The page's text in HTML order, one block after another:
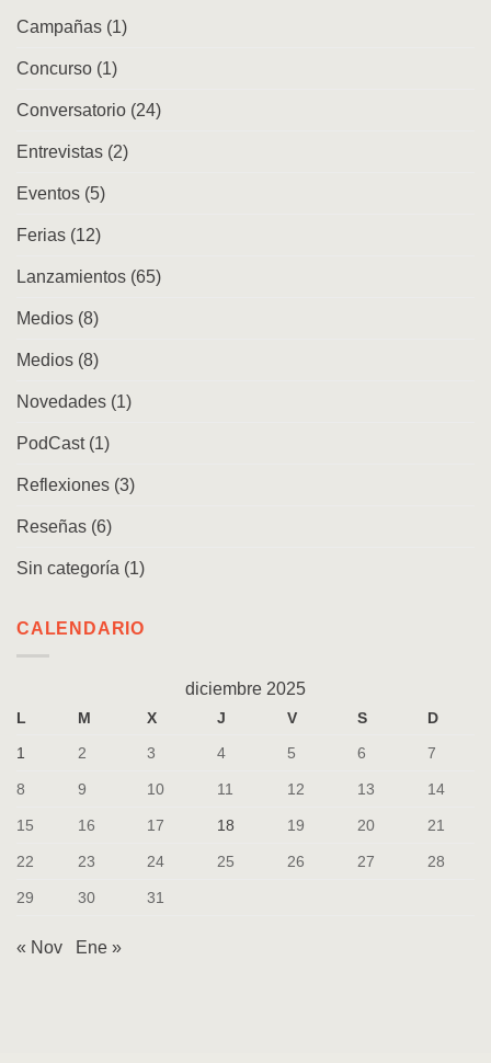
Campañas (1)
Concurso (1)
Conversatorio (24)
Entrevistas (2)
Eventos (5)
Ferias (12)
Lanzamientos (65)
Medios (8)
Medios (8)
Novedades (1)
PodCast(1)
Reflexiones (3)
Reseñas (6)
Sin categoría (1)
CALENDARIO
diciembre 2025
L M X J V S
D
1
2 3 4 5 6 7
8 9 10 11 12 13 14
15 16 17 18 19 20 21
22 23 24 25 26 27 28
29 30 31
« Nov Ene »